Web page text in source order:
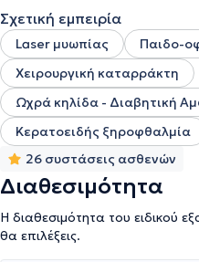
Σχετική εμπειρία
Laser μυωπίας
Παιδο-
Χειρουργική καταρράκτη
Ωχρά κηλίδα - Διαβητική
Κερατοειδής ξηροφθαλμία
26 συστάσεις ασθενών
Διαθεσιμότητα
Η διαθεσιμότητα του ειδικού
θα επιλέξεις.